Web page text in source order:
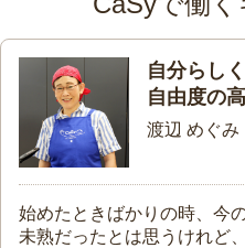
自分らし
自由度の
渡辺 めぐみ
始めたときばかりの時、今
未熟だったとは思うけれど